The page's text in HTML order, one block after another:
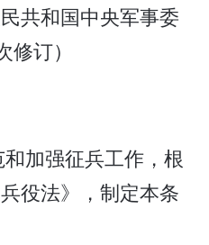
共和国中央军事委
订）
加强征兵工作，根
役法》，制定本条